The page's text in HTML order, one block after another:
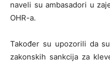
naveli su ambasadori u
OHR-a.
Također su upozorili da
zakonskih sankcija za